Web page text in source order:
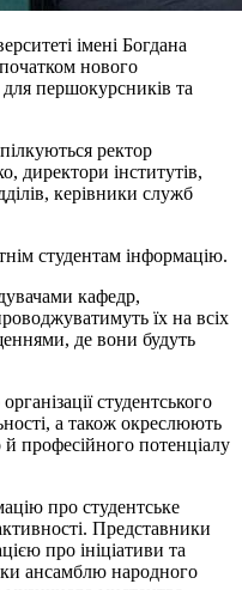
імені Богдана
нового
першокурсників та
ректор
директори інститутів,
керівники служб
студентам інформацію.
кафедр,
їх на всіх
де вони будуть
студентського
а також окреслюють
професійного потенціалу
про студентське
Представники
про ініціативи та
ансамблю народного